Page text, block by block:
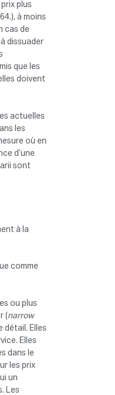
plus
à moins
cas de
dissuader
que les
doivent
actuelles
les
où en
d’une
sont
à la
comme
ou plus
(narrow
détail. Elles
Elles
dans le
les prix
un
Les